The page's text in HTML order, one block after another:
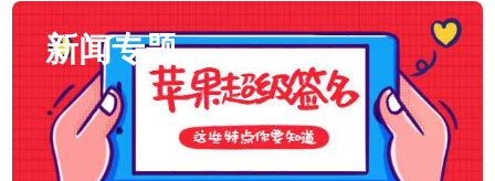
新闻专题